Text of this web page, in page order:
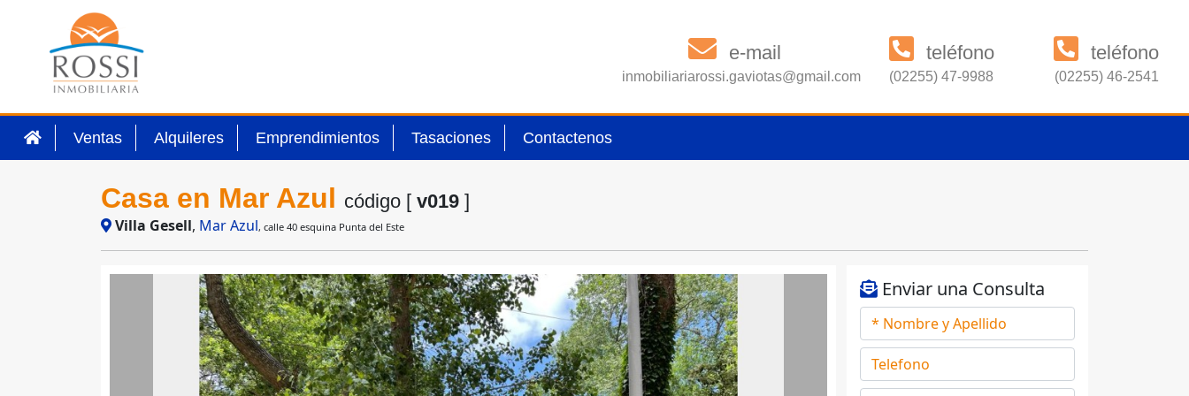
e-mail
inmobiliariarossi.gaviotas@gmail.com
teléfono
(02255) 47-9988
teléfono
(02255) 46-2541
Ventas Alquileres Emprendimientos Tasaciones Contactenos
Casa en Mar Azul código [ v019 ]
Villa Gesell, Mar Azul, calle 40 esquina Punta del Este
Enviar una Consulta